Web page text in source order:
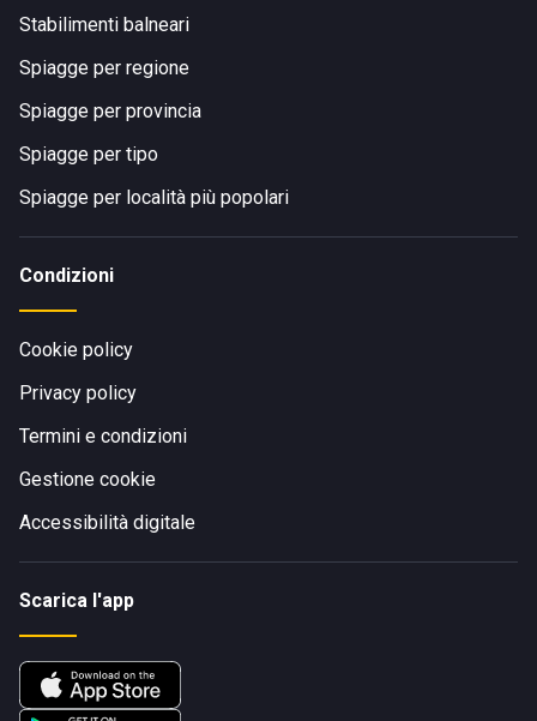
Stabilimenti balneari
Spiagge per regione
Spiagge per provincia
Spiagge per tipo
Spiagge per località più popolari
Condizioni
Cookie policy
Privacy policy
Termini e condizioni
Gestione cookie
Accessibilità digitale
Scarica l'app